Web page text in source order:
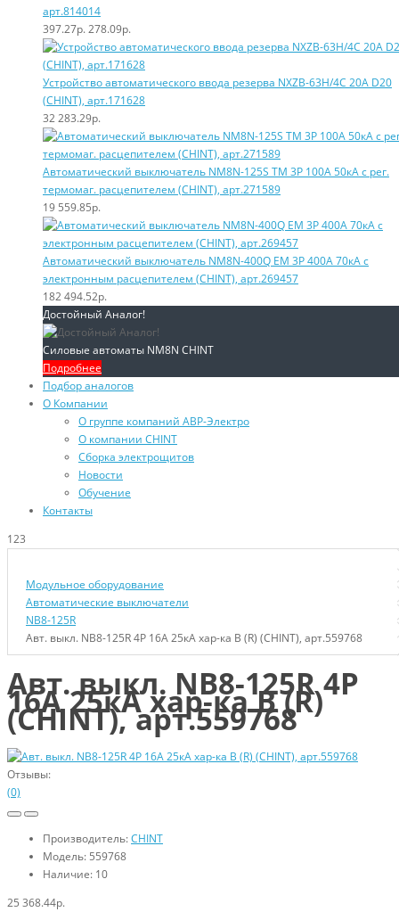
арт.814014
397.27р.278.09р.
Устройство автоматического ввода резерва NXZB-63H/4C 20A D20
(CHINT), арт.171628
32 283.29р.
Автоматический выключатель NM8N-125S TM 3P 100А 50кА с рег.
термомаг. расцепителем (CHINT), арт.271589
19 559.85р.
Автоматический выключатель NM8N-400Q EM 3P 400А 70кА с
электронным расцепителем (CHINT), арт.269457
182 494.52р.
Достойный Аналог!
Силовые автоматы NM8N CHINT
Подробнее
Подбор аналогов
О Компании
О группе компаний АВР-Электро
О компании CHINT
Сборка электрощитов
Новости
Обучение
Контакты
123
Модульное оборудование
Автоматические выключатели
NB8-125R
Авт. выкл. NB8-125R 4P 16А 25кА хар-ка B (R) (CHINT), арт.559768
Авт. выкл. NB8-125R 4P
16А 25кА хар-ка B (R)
(CHINT), арт.559768
Отзывы:
(0)
Производитель:CHINT
Модель: 559768
Наличие: 10
25 368.44р.